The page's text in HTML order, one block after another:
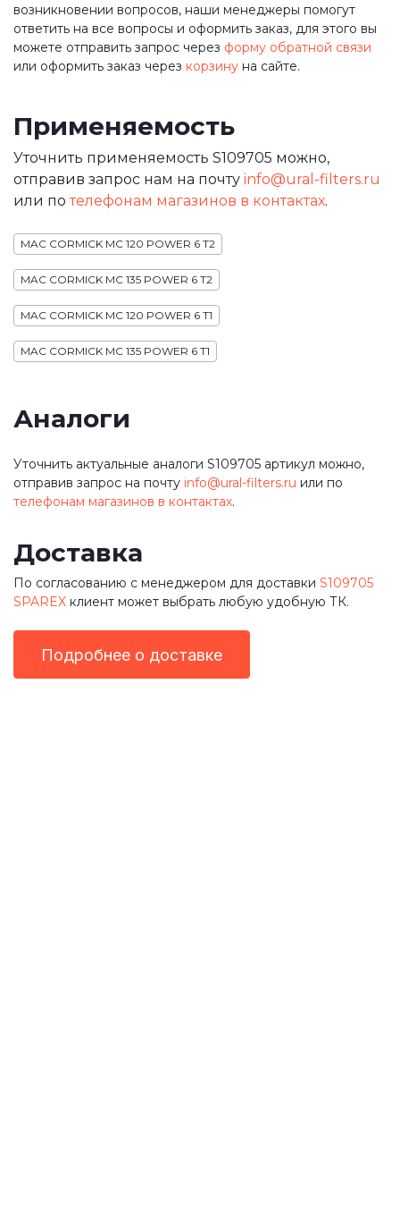
возникновении вопросов, наши менеджеры помогут
ответить на все вопросы и оформить заказ, для этого вы
можете отправить запрос через форму обратной связи
или оформить заказ через корзину на сайте.
Применяемость
Уточнить применяемость S109705 можно,
отправив запрос нам на почту info@ural-filters.ru
или потелефонам магазинов в контактах.
MAC CORMICK MC 120 POWER 6 T2
MAC CORMICK MC 135 POWER 6 T2
MAC CORMICK MC 120 POWER 6 T1
MAC CORMICK MC 135 POWER 6 T1
Аналоги
Уточнить актуальные аналоги S109705 артикул можно,
отправив запрос на почту info@ural-filters.ru или по
телефонам магазинов в контактах.
Доставка
По согласованию с менеджером для доставки S109705
SPAREX клиент может выбрать любую удобную ТК.
Подробнее о доставке